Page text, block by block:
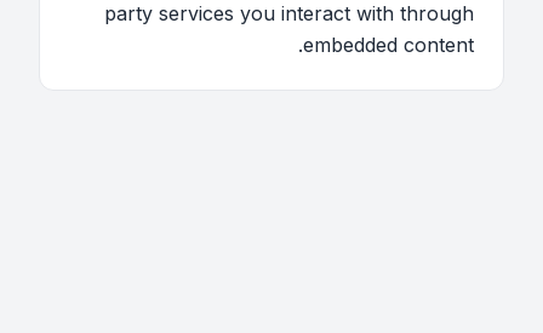
party services you interact with through
embedded content.